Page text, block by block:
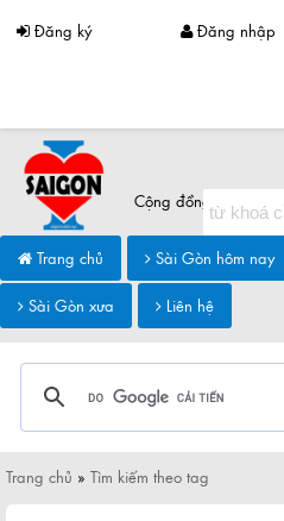
Đăng ký Đăng nhập
Cộng đồng Sài Gòn
Trang chủ Sài Gòn hôm nay
Sài Gòn xưa
Liên hệ
Trang chủ » Tìm kiếm theo tag